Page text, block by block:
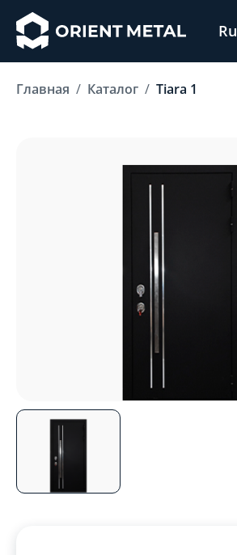
Ru
Главная Каталог Tiara 1